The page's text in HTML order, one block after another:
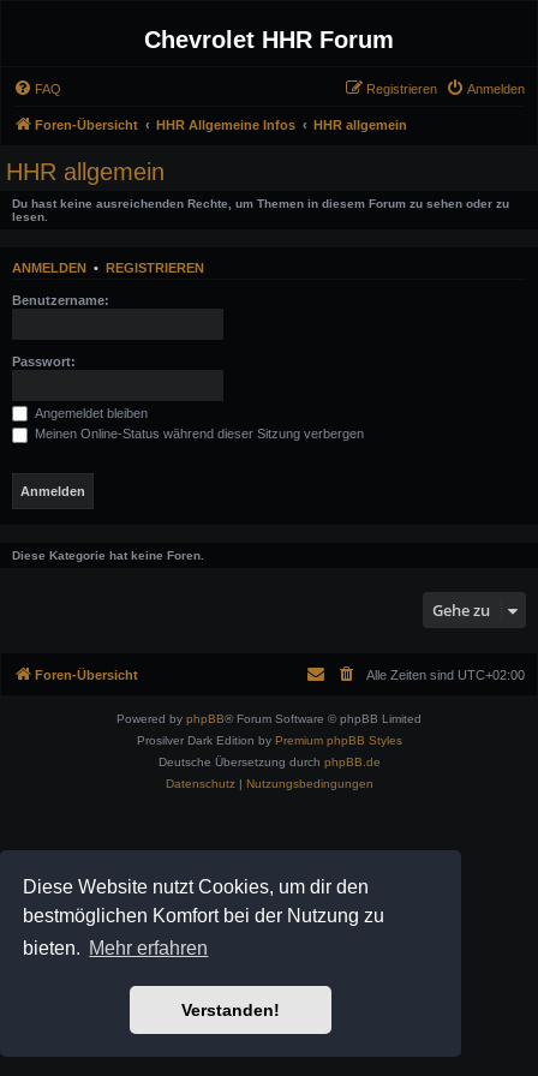
Diese Website nutzt Cookies, um dir den
bestmöglichen Komfort bei der Nutzung zu
bieten. Mehr erfahren
Verstanden!
Chevrolet HHR Forum
FAQ Anmelden
Registrieren
Foren-Übersicht HHR Allgemeine Infos HHR allgemein
HHR allgemein
Du hast keine ausreichenden Rechte, um Themen in diesem Forum zu sehen oder zu
lesen.
ANMELDEN • REGISTRIEREN
Benutzername:
Passwort:
Angemeldet bleiben
Meinen Online-Status während dieser Sitzung verbergen
Diese Kategorie hat keine Foren.
Gehe zu
Foren-Übersicht Alle Zeiten sind UTC+02:00
Powered by phpBB® Forum Software © phpBB Limited
Prosilver Dark Edition by Premium phpBB Styles
Deutsche Übersetzung durch phpBB.de
Datenschutz| Nutzungsbedingungen